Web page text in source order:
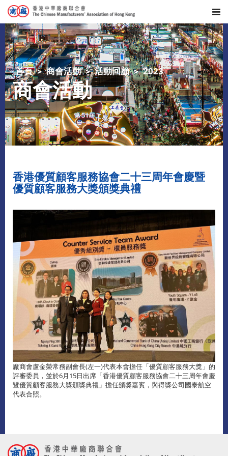
首頁 商會活動 活動回顧 2023
商會活動
香港優質顧客服務協會二十三周年會慶暨
優質顧客服務大獎頒獎典禮
廠商會盧金榮常務副會長(左一)代表本會擔任「優質顧客服務大獎」的
評審委員，並於6月15日出席「香港優質顧客服務協會二十三周年會慶
暨優質顧客服務大獎頒獎典禮」擔任頒獎嘉賓，與得獎公司國泰航空
代表合照。